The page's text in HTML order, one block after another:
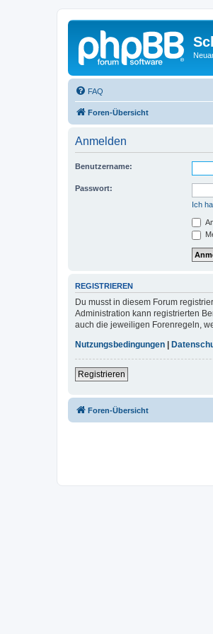
FAQ
Foren-Übersicht
Anmelden
Benutzername:
Passwort:
Ich
REGISTRIEREN
Du musst in diesem Forum
Administration kann registrierten
auch die jeweiligen Forenregeln,
Nutzungsbedingungen
Registrieren
Foren-Übersicht